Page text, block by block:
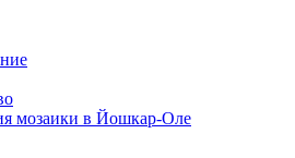
мозаики в Йошкар-Оле